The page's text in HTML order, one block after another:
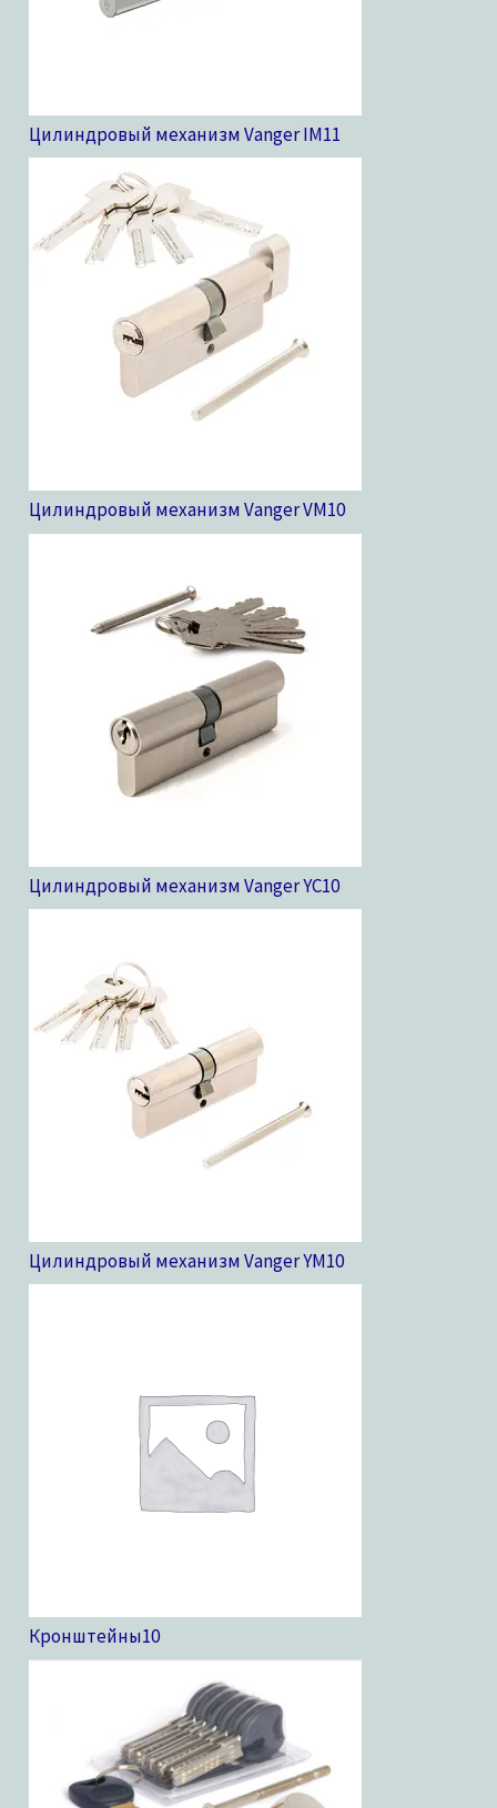
Цилиндровый механизм Vanger IM11
Цилиндровый механизм Vanger VM10
Цилиндровый механизм Vanger YC10
Цилиндровый механизм Vanger YM10
Кронштейны10